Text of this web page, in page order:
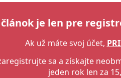
je len pre
Ak už máte svoj účet,
sa a získajte
jeden rok len za